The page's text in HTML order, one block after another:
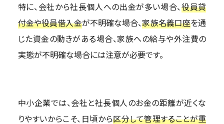
特に、会社から社長個人への出金が多い場合、役員貸
付金や役員借入金が不明確な場合、家族名義口座を通
じた資金の動きがある場合、家族への給与や外注費の
実態が不明確な場合には注意が必要です。
中小企業では、会社と社長個人のお金の距離が近くな
りやすいからこそ、日頃から区分して管理することが重